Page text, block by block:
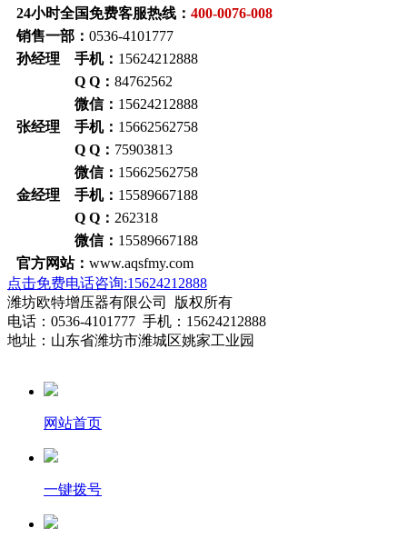
24小时全国免费客服热线： 400-0076-008
销售一部： 0536-4101777
孙经理 手机： 15624212888
Q Q： 84762562
微信： 15624212888
张经理 手机： 15662562758
Q Q： 75903813
微信： 15662562758
金经理 手机： 15589667188
Q Q： 262318
微信： 15589667188
官方网站： www.aqsfmy.com
点击免费电话咨询:15624212888
潍坊欧特增压器有限公司 版权所有
电话：0536-4101777 手机：15624212888
地址：山东省潍坊市潍城区姚家工业园
网站首页
一键拨号